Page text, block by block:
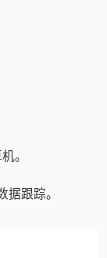
。
跟踪。